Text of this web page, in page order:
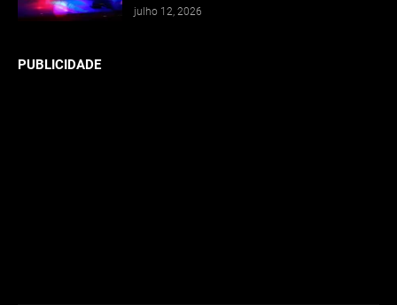
julho 12, 2026
PUBLICIDADE